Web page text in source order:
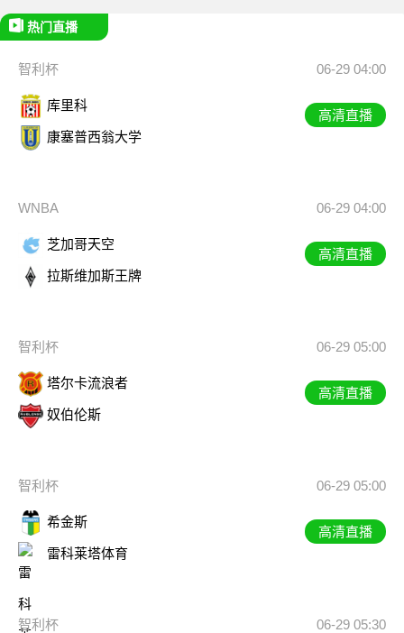
热门直播
智利杯 06-29 04:00
库里科
康塞普西翁大学
高清直播
WNBA 06-29 04:00
芝加哥天空
拉斯维加斯王牌
高清直播
智利杯 06-29 05:00
塔尔卡流浪者
奴伯伦斯
高清直播
智利杯 06-29 05:00
希金斯
雷科莱塔体育
高清直播
智利杯 06-29 05:30